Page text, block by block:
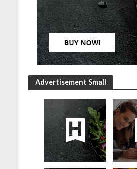
Advertisement Small